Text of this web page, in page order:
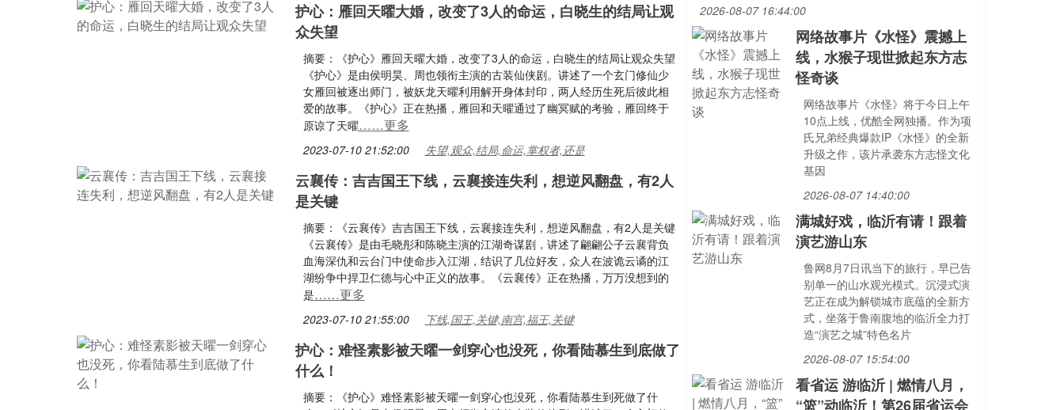
护心：雁回天曜大婚，改变了3人的命运，白晓生的结局让观
众失望
摘要：《护心》雁回天曜大婚，改变了3人的命运，白晓生的结局让观众失望
《护心》是由侯明昊、周也领衔主演的古装仙侠剧。讲述了一个玄门修仙少
女雁回被逐出师门，被妖龙天曜利用解开身体封印，两人经历生死后彼此相
爱的故事。《护心》正在热播，雁回和天曜通过了幽冥赋的考验，雁回终于
原谅了天曜……更多
2023-07-10 21:52:00 失望,观众,结局,命运,掌权者,还是
云襄传：吉吉国王下线，云襄接连失利，想逆风翻盘，有2人
是关键
摘要：《云襄传》吉吉国王下线，云襄接连失利，想逆风翻盘，有2人是关键
《云襄传》是由毛晓彤和陈晓主演的江湖奇谋剧，讲述了翩翩公子云襄背负
血海深仇和云台门中使命步入江湖，结识了几位好友，众人在波诡云谲的江
湖纷争中捍卫仁德与心中正义的故事。《云襄传》正在热播，万万没想到的
是……更多
2023-07-10 21:55:00 下线,国王,关键,南宫,福王,关键
护心：难怪素影被天曜一剑穿心也没死，你看陆慕生到底做了
什么！
摘要：《护心》难怪素影被天曜一剑穿心也没死，你看陆慕生到死做了什
2026-08-07 16:44:00
网络故事片《水怪》震撼上
线，水猴子现世掀起东方志
怪奇谈
网络故事片《水怪》将于今日上午
10点上线，优酷全网独播。作为项
氏兄弟经典爆款IP《水怪》的全新
升级之作，该片承袭东方志怪文化
基因
2026-08-07 14:40:00
满城好戏，临沂有请！跟着
演艺游山东
鲁网8月7日讯当下的旅行，早已告
别单一的山水观光模式。沉浸式演
艺正在成为解锁城市底蕴的全新方
式，坐落于鲁南腹地的临沂全力打
造“演艺之城”特色名片
2026-08-07 15:54:00
看省运 游临沂 | 燃情八月，
“篮”动临沂！第26届省运会